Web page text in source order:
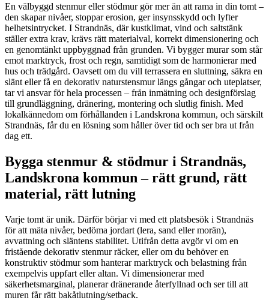
En välbyggd stenmur eller stödmur gör mer än att rama in din tomt –
den skapar nivåer, stoppar erosion, ger insynsskydd och lyfter
helhetsintrycket. I Strandnäs, där kustklimat, vind och saltstänk
ställer extra krav, krävs rätt materialval, korrekt dimensionering och
en genomtänkt uppbyggnad från grunden. Vi bygger murar som står
emot marktryck, frost och regn, samtidigt som de harmonierar med
hus och trädgård. Oavsett om du vill terrassera en sluttning, säkra en
slänt eller få en dekorativ naturstensmur längs gångar och uteplatser,
tar vi ansvar för hela processen – från inmätning och designförslag
till grundläggning, dränering, montering och slutlig finish. Med
lokalkännedom om förhållanden i Landskrona kommun, och särskilt
Strandnäs, får du en lösning som håller över tid och ser bra ut från
dag ett.
Bygga stenmur & stödmur i Strandnäs,
Landskrona kommun – rätt grund, rätt
material, rätt lutning
Varje tomt är unik. Därför börjar vi med ett platsbesök i Strandnäs
för att mäta nivåer, bedöma jordart (lera, sand eller morän),
avvattning och släntens stabilitet. Utifrån detta avgör vi om en
fristående dekorativ stenmur räcker, eller om du behöver en
konstruktiv stödmur som hanterar marktryck och belastning från
exempelvis uppfart eller altan. Vi dimensionerar med
säkerhetsmarginal, planerar dränerande återfyllnad och ser till att
muren får rätt bakåtlutning/setback.